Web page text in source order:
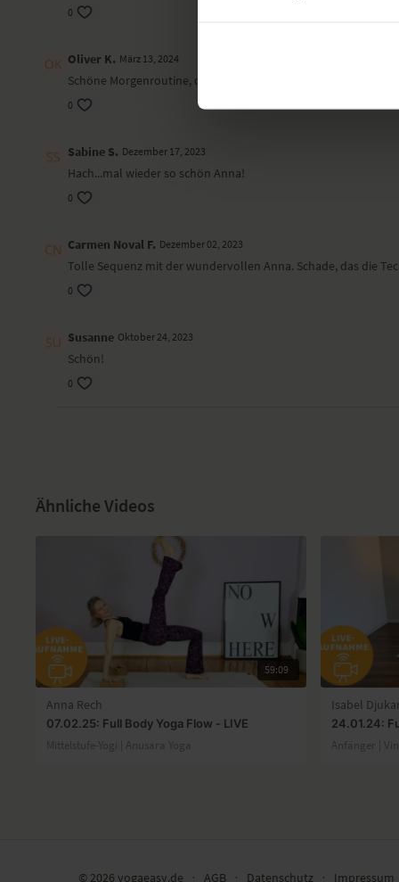
0
Oliver K. März 13, 2024
Schöne Morgenroutine, danke.
0
Sabine S. Dezember 17, 2023
Hach...mal wieder so schön Anna!
0
Carmen Noval F. Dezember 02, 2023
Tolle Sequenz mit der wundervollen Anna. Schade, das die
0
Susanne Oktober 24, 2023
Schön!
0
Ähnliche Videos
59:09
Anna Rech
07.02.25: Full Body Yoga Flow - LIVE
Mittelstufe-Yogi | Anusara Yoga
Isabel
24.01.24:
Anfänger |
© 2026 yogaeasy.de ∙ AGB ∙ Datenschutz ∙ Impressum